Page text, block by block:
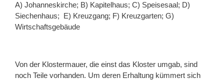
A) Johanneskirche; B) Kapitelhaus; C) Speisesaal; D)
Siechenhaus; E) Kreuzgang; F) Kreuzgarten; G)
Wirtschaftsgebäude
Von der Klostermauer, die einst das Kloster umgab, sind
noch Teile vorhanden. Um deren Erhaltung kümmert sich